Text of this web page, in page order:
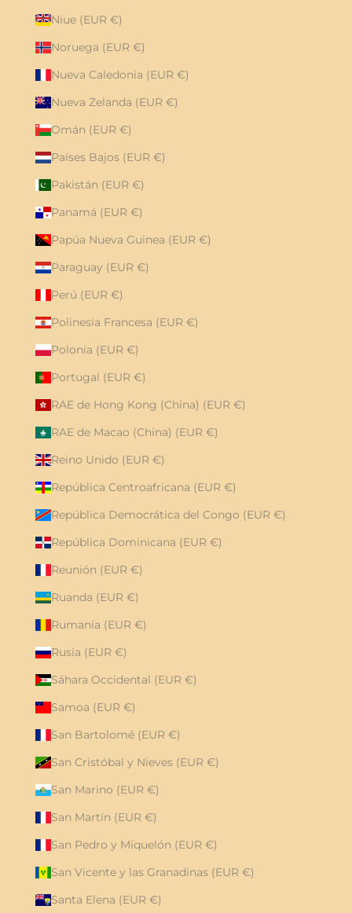
Niue (EUR €)
Noruega (EUR €)
Nueva Caledonia (EUR €)
Nueva Zelanda (EUR €)
Omán (EUR €)
Países Bajos (EUR €)
Pakistán (EUR €)
Panamá (EUR €)
Papúa Nueva Guinea (EUR €)
Paraguay (EUR €)
Perú (EUR €)
Polinesia Francesa (EUR €)
Polonia (EUR €)
Portugal (EUR €)
RAE de Hong Kong (China) (EUR €)
RAE de Macao (China) (EUR €)
Reino Unido (EUR €)
República Centroafricana (EUR €)
República Democrática del Congo (EUR €)
República Dominicana (EUR €)
Reunión (EUR €)
Ruanda (EUR €)
Rumanía (EUR €)
Rusia (EUR €)
Sáhara Occidental (EUR €)
Samoa (EUR €)
San Bartolomé (EUR €)
San Cristóbal y Nieves (EUR €)
San Marino (EUR €)
San Martín (EUR €)
San Pedro y Miquelón (EUR €)
San Vicente y las Granadinas (EUR €)
Santa Elena (EUR €)